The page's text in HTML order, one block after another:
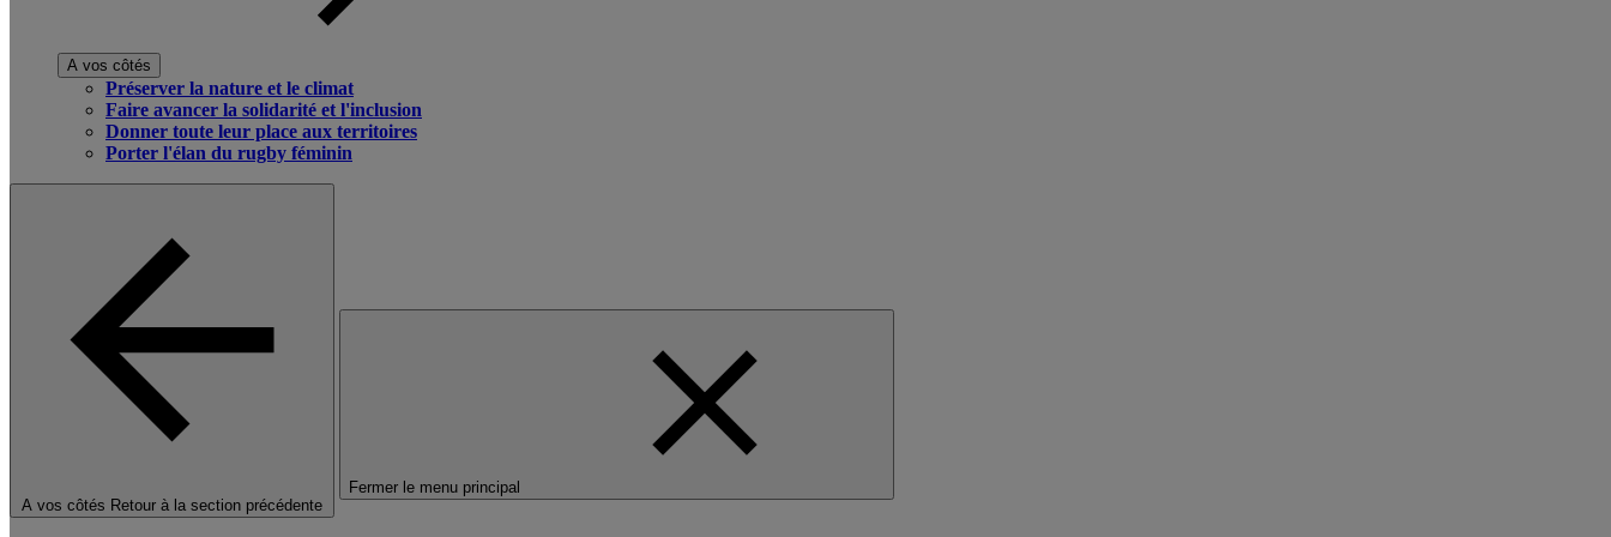
A vos côtés
Préserver la nature et le climat
Faire avancer la solidarité et l'inclusion
Donner toute leur place aux territoires
Porter l'élan du rugby féminin
A vos côtés Retour à la section précédente
Fermer le menu principal